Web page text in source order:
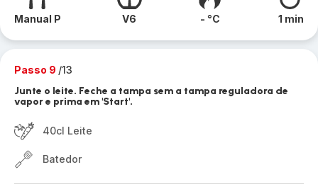
Manual P V6 - °C 1 min
Passo 9 /13
Junte o leite. Feche a tampa sem a tampa reguladora de
vapor e prima em 'Start'.
40cl Leite
Batedor